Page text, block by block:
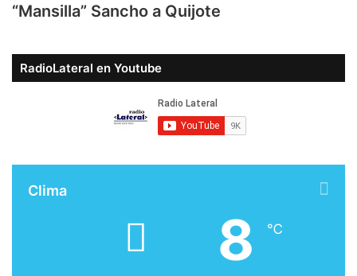
“Mansilla” Sancho a Quijote
RadioLateral en Youtube
Clima
8 ℃